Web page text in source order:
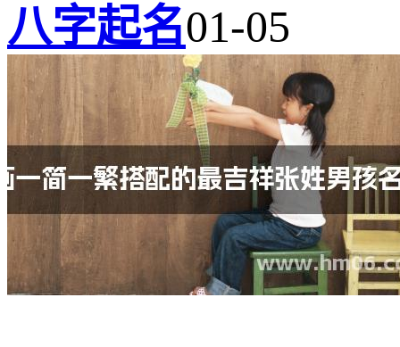
八字起名01-05